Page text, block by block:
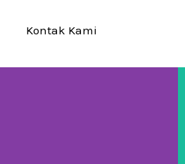
Kontak Kami